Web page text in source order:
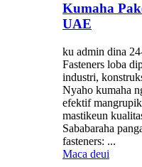
Kumaha
UAE
ku admin dina
Fasteners loba
industri,
Nyaho kumaha
efektif
mastikeun
Sababaraha
fasteners: ...
Maca deui